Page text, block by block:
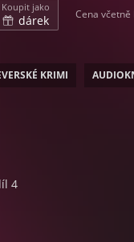
Koupit jako
dárek Cena včetně
KRIMI
4